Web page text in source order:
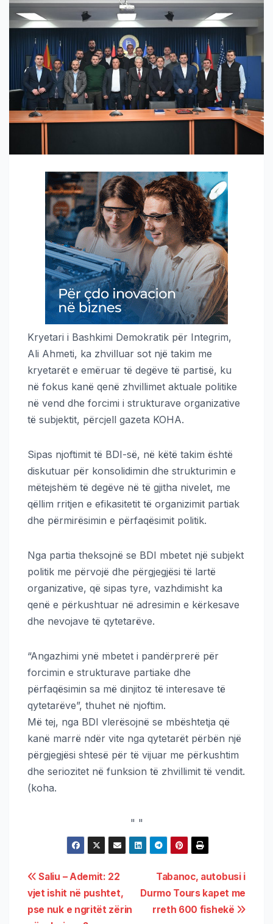
Kryetari i Bashkimi Demokratik për Integrim,
Ali Ahmeti, ka zhvilluar sot një takim me
kryetarët e emëruar të degëve të partisë, ku
në fokus kanë qenë zhvillimet aktuale politike
në vend dhe forcimi i strukturave organizative
të subjektit, përcjell gazeta KOHA.
Sipas njoftimit të BDI-së, në këtë takim është
diskutuar për konsolidimin dhe strukturimin e
mëtejshëm të degëve në të gjitha nivelet, me
qëllim rritjen e efikasitetit të organizimit partiak
dhe përmirësimin e përfaqësimit politik.
Nga partia theksojnë se BDI mbetet një subjekt
politik me përvojë dhe përgjegjësi të lartë
organizative, që sipas tyre, vazhdimisht ka
qenë e përkushtuar në adresimin e kërkesave
dhe nevojave të qytetarëve.
“Angazhimi ynë mbetet i pandërprerë për
forcimin e strukturave partiake dhe
përfaqësimin sa më dinjitoz të interesave të
qytetarëve”, thuhet në njoftim.
Më tej, nga BDI vlerësojnë se mbështetja që
kanë marrë ndër vite nga qytetarët përbën një
përgjegjësi shtesë për të vijuar me përkushtim
dhe seriozitet në funksion të zhvillimit të vendit.
(koha.
" "
Tabanoc, autobusi i
Durmo Tours kapet me
rreth 600 fishekë
Saliu – Ademit: 22
vjet ishit në pushtet,
pse nuk e ngritët zërin